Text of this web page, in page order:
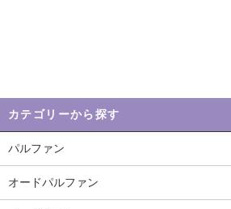
カテゴリーから探す
パルファン
オードパルファン